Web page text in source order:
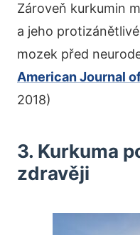
Zároveň kurkumin
a jeho
mozek před
American Journal
2018)
3. Kurkuma
zdravěji